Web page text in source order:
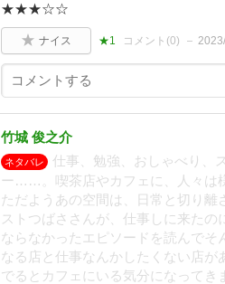
★★★☆☆
ナイス ★1 コメント(0)
竹城 俊之介
ネタバレ
仕事、勉強、おしゃべり、
ー……。喫茶店やカフェに、人々は
ただようあの空間は、日常と切り
ストつばささんが、仕事しに来た
ならなかったエピソードを読んでそ
なる店と仕事なんかしたくない店が
でるとカフェにいる気分になってき